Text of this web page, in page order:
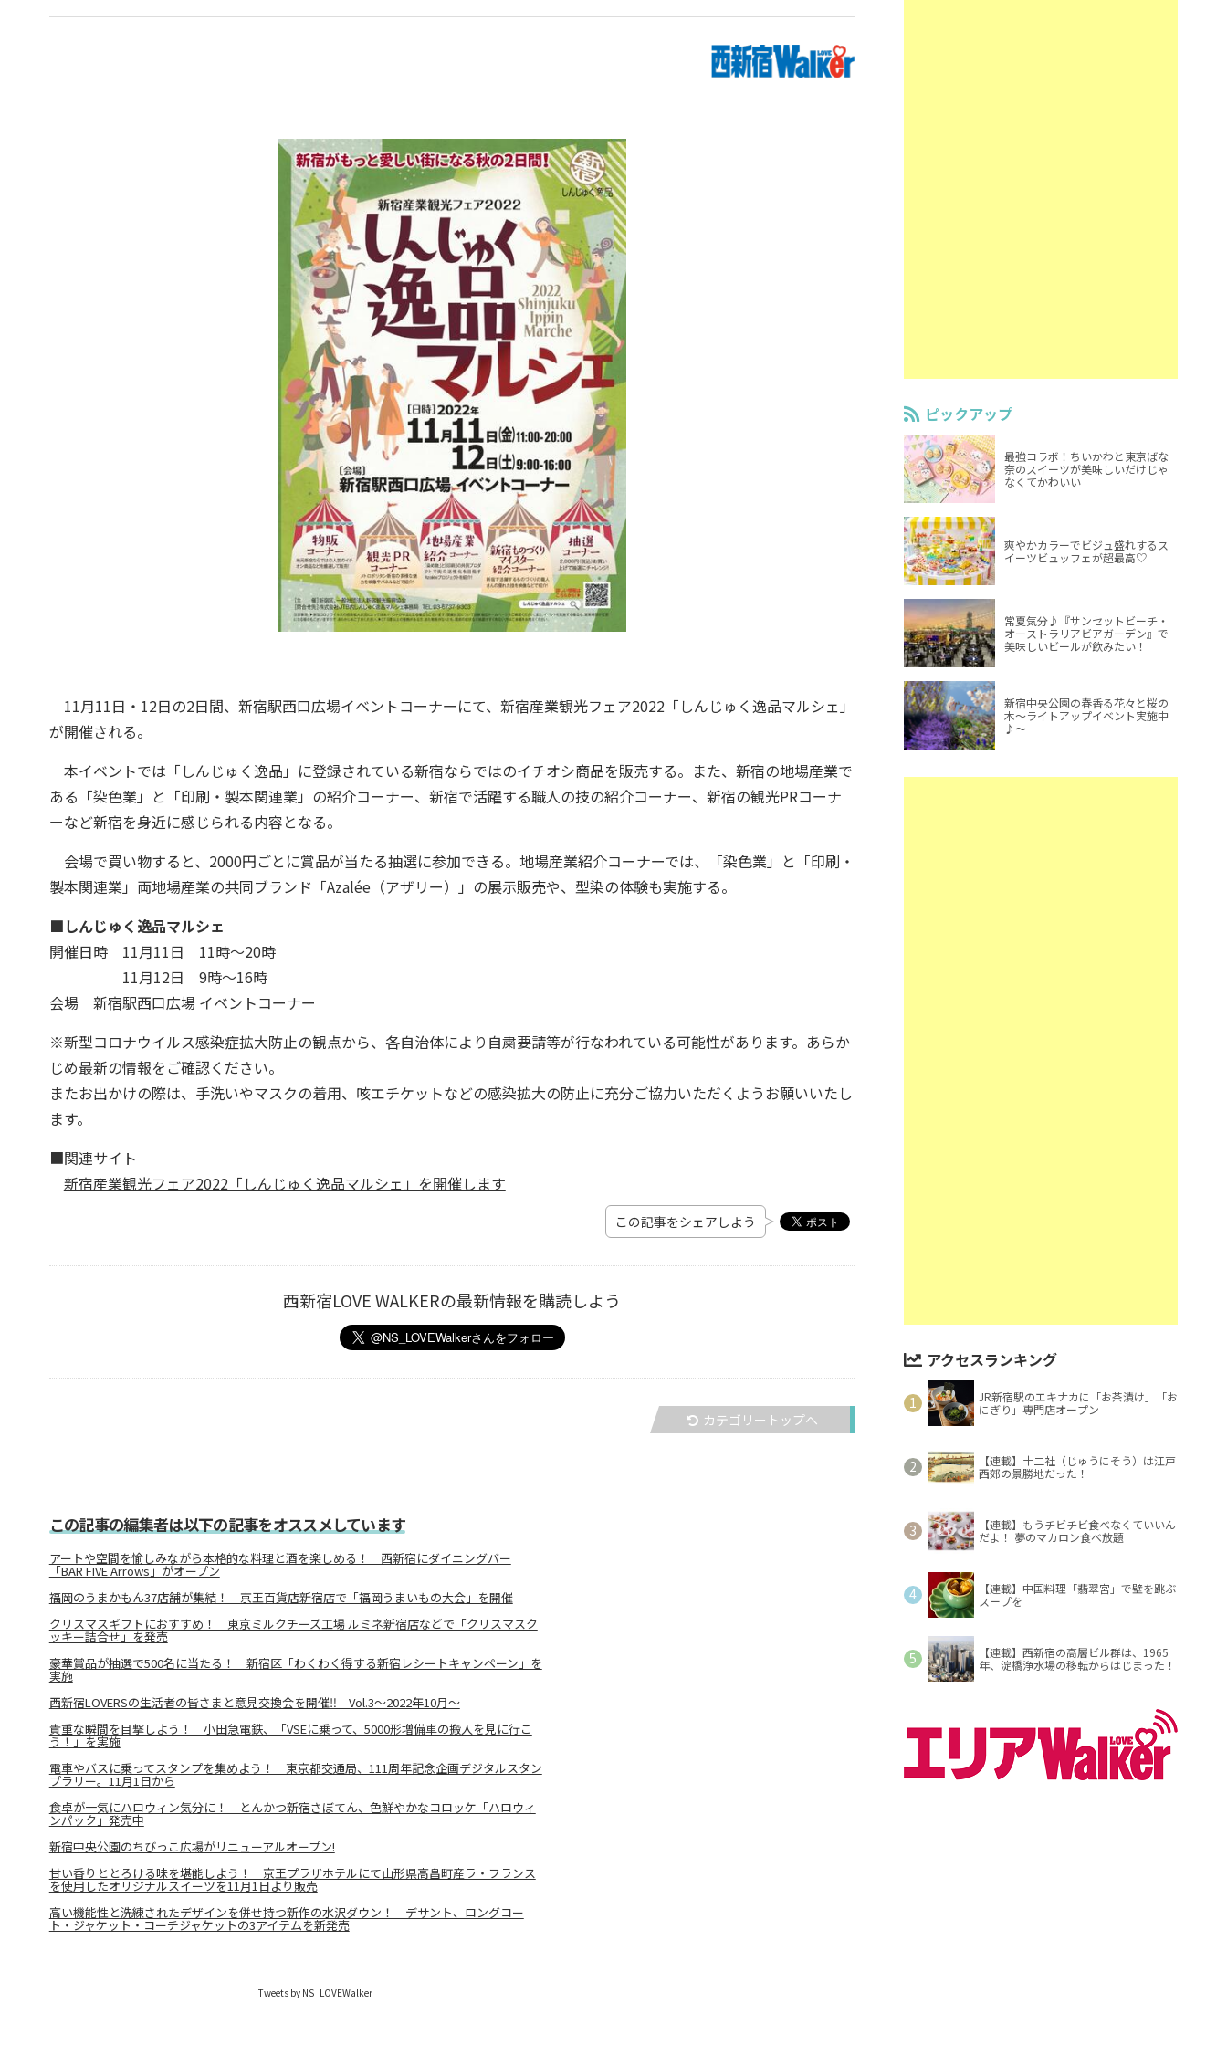
11月11日・12日の2日間、新宿駅西口広場イベントコーナーにて、新宿産業観光フェア2022「しんじゅく逸品マルシェ」
が開催される。
本イベントでは「しんじゅく逸品」に登録されている新宿ならではのイチオシ商品を販売する。また、新宿の地場産業で
ある「染色業」と「印刷・製本関連業」の紹介コーナー、新宿で活躍する職人の技の紹介コーナー、新宿の観光PRコーナ
ーなど新宿を身近に感じられる内容となる。
会場で買い物すると、2000円ごとに賞品が当たる抽選に参加できる。地場産業紹介コーナーでは、「染色業」と「印刷・
製本関連業」両地場産業の共同ブランド「Azalée（アザリー）」の展示販売や、型染の体験も実施する。
■しんじゅく逸品マルシェ
開催日時 11月11日 11時～20時
11月12日 9時～16時
会場 新宿駅西口広場 イベントコーナー
※新型コロナウイルス感染症拡大防止の観点から、各自治体により自粛要請等が行なわれている可能性があります。あらか
じめ最新の情報をご確認ください。
またお出かけの際は、手洗いやマスクの着用、咳エチケットなどの感染拡大の防止に充分ご協力いただくようお願いいたし
ます。
■関連サイト
新宿産業観光フェア2022「しんじゅく逸品マルシェ」を開催します
この記事をシェアしよう
西新宿LOVE WALKERの最新情報を購読しよう
カテゴリートップへ
この記事の編集者は以下の記事をオススメしています
アートや空間を愉しみながら本格的な料理と酒を楽しめる！ 西新宿にダイニングバー
「BAR FIVE Arrows」がオープン
福岡のうまかもん37店舗が集結！ 京王百貨店新宿店で「福岡うまいもの大会」を開催
クリスマスギフトにおすすめ！ 東京ミルクチーズ工場 ルミネ新宿店などで「クリスマスク
ッキー詰合せ」を発売
豪華賞品が抽選で500名に当たる！ 新宿区「わくわく得する新宿レシートキャンペーン」を
実施
西新宿LOVERSの生活者の皆さまと意見交換会を開催‼ Vol.3～2022年10月～
貴重な瞬間を目撃しよう！ 小田急電鉄、「VSEに乗って、5000形増備車の搬入を見に行こ
う！」を実施
電車やバスに乗ってスタンプを集めよう！ 東京都交通局、111周年記念企画デジタルスタン
プラリー。11月1日から
食卓が一気にハロウィン気分に！ とんかつ新宿さぼてん、色鮮やかなコロッケ「ハロウィ
ンパック」発売中
新宿中央公園のちびっこ広場がリニューアルオープン!
甘い香りととろける味を堪能しよう！ 京王プラザホテルにて山形県高畠町産ラ・フランス
を使用したオリジナルスイーツを11月1日より販売
高い機能性と洗練されたデザインを併せ持つ新作の水沢ダウン！ デサント、ロングコー
ト・ジャケット・コーチジャケットの3アイテムを新発売
Tweets by NS_LOVEWalker
ピックアップ
最強コラボ！ちいかわと東京ばな
奈のスイーツが美味しいだけじゃ
なくてかわいい
爽やかカラーでビジュ盛れするス
イーツビュッフェが超最高♡
常夏気分♪『サンセットビーチ・
オーストラリアビアガーデン』で
美味しいビールが飲みたい！
新宿中央公園の春香る花々と桜の
木～ライトアップイベント実施中
♪～
アクセスランキング
JR新宿駅のエキナカに「お茶漬け」「お
にぎり」専門店オープン
【連載】十二社（じゅうにそう）は江戸
西郊の景勝地だった！
【連載】もうチビチビ食べなくていいん
だよ！ 夢のマカロン食べ放題
【連載】中国料理「翡翠宮」で壁を跳ぶ
スープを
【連載】西新宿の高層ビル群は、1965
年、淀橋浄水場の移転からはじまった！